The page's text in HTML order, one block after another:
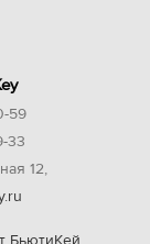
59
33
12,